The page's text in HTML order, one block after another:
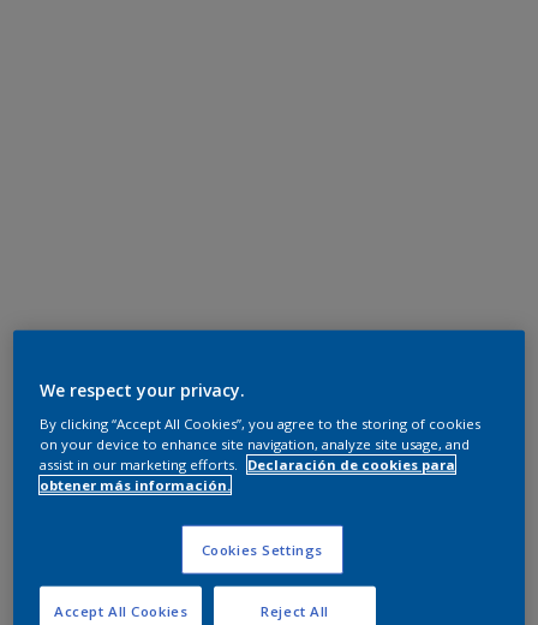
We respect your privacy.
By clicking “Accept All Cookies”, you agree to the storing of cookies
on your device to enhance site navigation, analyze site usage, and
assist in our marketing efforts.
Declaración de cookies para
obtener más información.
Cookies Settings
Reject All
Accept All Cookies